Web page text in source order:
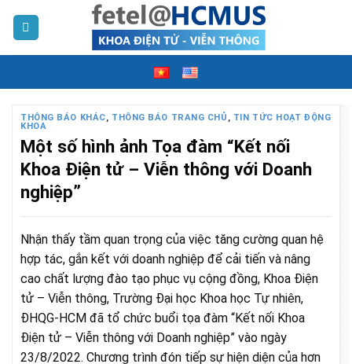
THÔNG BÁO KHÁC, THÔNG BÁO TRANG CHỦ , TIN TỨC HOẠT ĐỘNG
KHOA
Một số hình ảnh Tọa đàm “Kết nối
Khoa Điện tử – Viễn thông với Doanh
nghiệp”
Nhận thấy tầm quan trọng của việc tăng cường quan hệ
hợp tác, gắn kết với doanh nghiệp để cải tiến và nâng
cao chất lượng đào tạo phục vụ cộng đồng, Khoa Điện
tử – Viễn thông, Trường Đại học Khoa học Tự nhiên,
ĐHQG-HCM đã tổ chức buổi tọa đàm “Kết nối Khoa
Điện tử – Viễn thông với Doanh nghiệp” vào ngày
23/8/2022. Chương trình đón tiếp sự hiện diện của hơn